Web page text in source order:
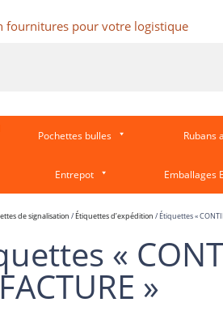
fournitures pour votre logistique
Pochettes bulles Rubans
Entrepot Emballages
de signalisation /Étiquettes d’expédition / Étiquettes «
«
»